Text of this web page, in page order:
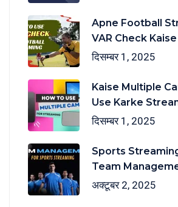
Apne Football
VAR Check
दिसम्बर 1, 2025
Kaise Multiple
Use Karke
दिसम्बर 1, 2025
Sports
Team
अक्टूबर 2, 2025